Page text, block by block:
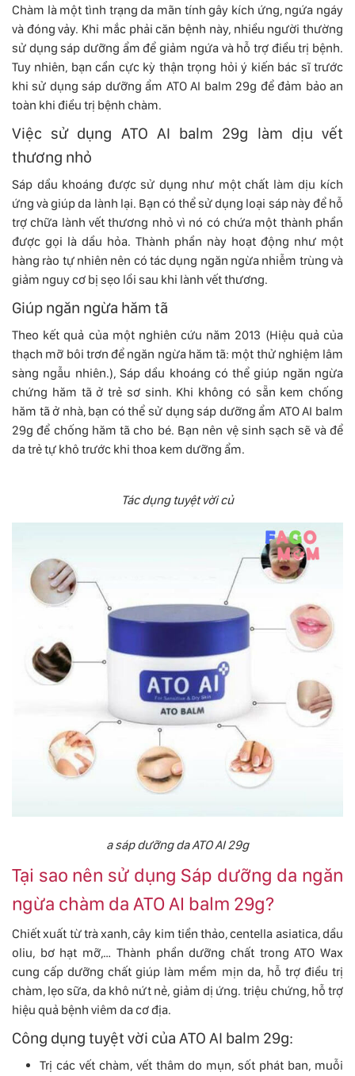
Chàm là một tình trạng da mãn tính gây kích ứng, ngứa ngáy
và đóng vảy. Khi mắc phải căn bệnh này, nhiều người thường
sử dụng sáp dưỡng ẩm để giảm ngứa và hỗ trợ điều trị bệnh.
Tuy nhiên, bạn cần cực kỳ thận trọng hỏi ý kiến ​​bác sĩ trước
khi sử dụng sáp dưỡng ẩm ATO AI balm 29g để đảm bảo an
toàn khi điều trị bệnh chàm.
Việc sử dụng ATO AI balm 29g làm dịu vết
thương nhỏ
Sáp dầu khoáng được sử dụng như một chất làm dịu kích
ứng và giúp da lành lại. Bạn có thể sử dụng loại sáp này để hỗ
trợ chữa lành vết thương nhỏ vì nó có chứa một thành phần
được gọi là dầu hỏa. Thành phần này hoạt động như một
hàng rào tự nhiên nên có tác dụng ngăn ngừa nhiễm trùng và
giảm nguy cơ bị sẹo lồi sau khi lành vết thương.
Giúp ngăn ngừa hăm tã
Theo kết quả của một nghiên cứu năm 2013 (Hiệu quả của
thạch mỡ bôi trơn để ngăn ngừa hăm tã: một thử nghiệm lâm
sàng ngẫu nhiên.), Sáp dầu khoáng có thể giúp ngăn ngừa
chứng hăm tã ở trẻ sơ sinh. Khi không có sẵn kem chống
hăm tã ở nhà, bạn có thể sử dụng sáp dưỡng ẩm ATO AI balm
29g để chống hăm tã cho bé. Bạn nên vệ sinh sạch sẽ và để
da trẻ tự khô trước khi thoa kem dưỡng ẩm.
Tác dụng tuyệt vời củ
a sáp dưỡng da ATO AI 29g
Tại sao nên sử dụng Sáp dưỡng da ngăn
ngừa chàm da ATO AI balm 29g?
Chiết xuất từ ​​trà xanh, cây kim tiền thảo, centella asiatica, dầu
oliu, bơ hạt mỡ,… Thành phần dưỡng chất trong ATO Wax
cung cấp dưỡng chất giúp làm mềm mịn da, hỗ trợ điều trị
chàm, lẹo sữa, da khô nứt nẻ, giảm dị ứng. triệu chứng, hỗ trợ
hiệu quả bệnh viêm da cơ địa.
Công dụng tuyệt vời của ATO AI balm 29g:
Trị các vết chàm, vết thâm do mụn, sốt phát ban, muỗi